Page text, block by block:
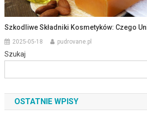
Szkodliwe Składniki Kosmetyków: Czego
2025-05-18 pudrovane.pl
Szukaj
OSTATNIE WPISY